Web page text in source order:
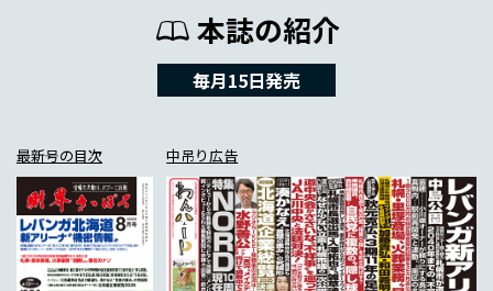
本誌の紹介
毎月15日発売
最新号の目次 中吊り広告